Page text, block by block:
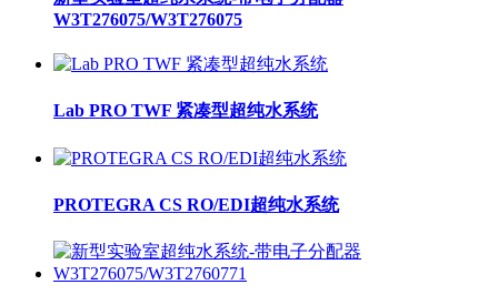
W3T276075/W3T276075
Lab PRO TWF 紧凑型超纯水系统
PROTEGRA CS RO/EDI超纯水系统